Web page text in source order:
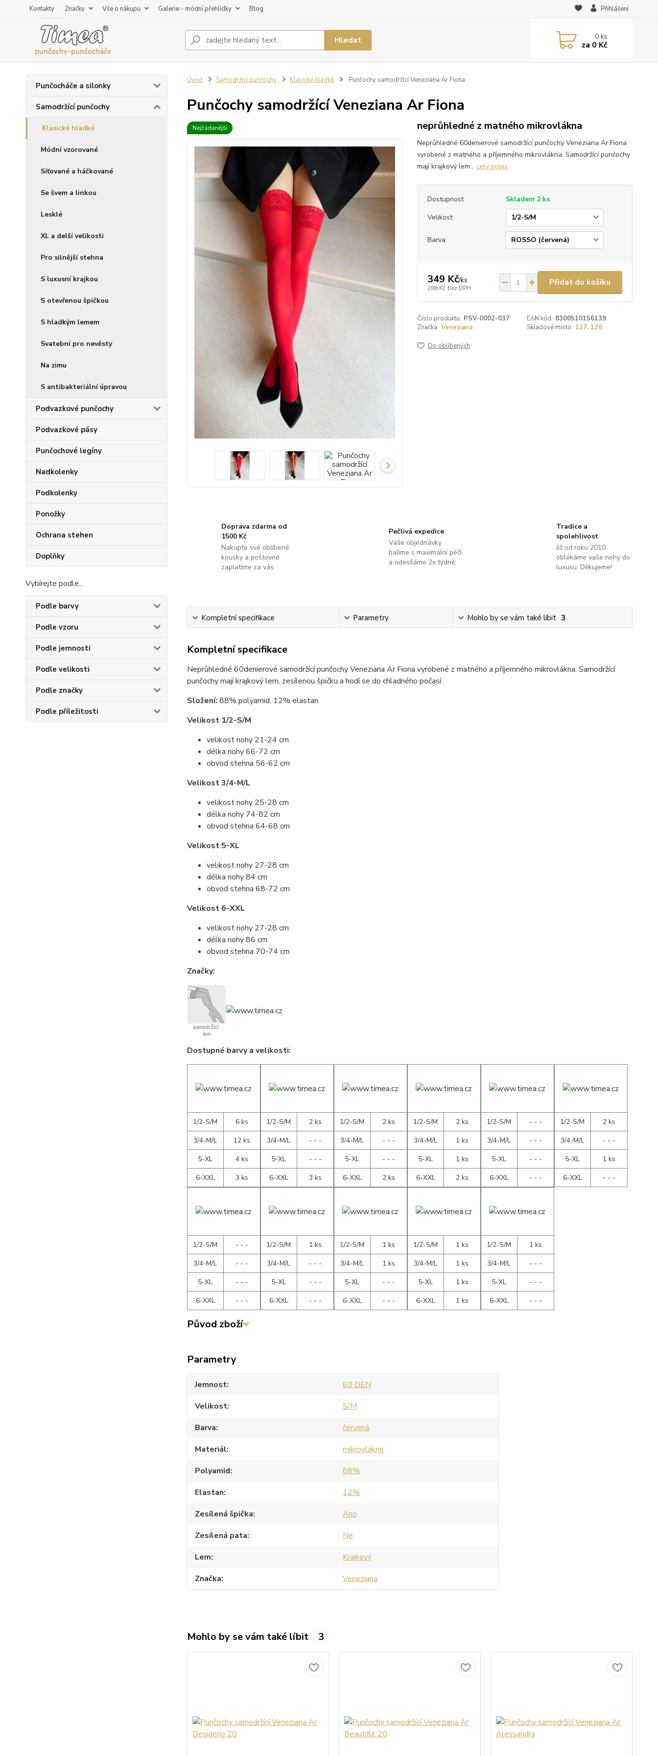
Kontakty Značky Vše o nákupu Galerie - módní přehlídky Blog Přihlášení
Hledat 0ks
za 0 Kč
Punčocháče a silonky
Samodržící punčochy
Klasické hladké
Módní vzorované
Síťované a háčkované
Se švem a linkou
Lesklé
XL a delší velikosti
Pro silnější stehna
S luxusní krajkou
S otevřenou špičkou
S hladkým lemem
Svatební pro nevěsty
Na zimu
S antibakteriální úpravou
Podvazkové punčochy
Podvazkové pásy
Punčochové legíny
Nadkolenky
Podkolenky
Ponožky
Ochrana stehen
Doplňky
Vybírejte podle...
Podle barvy
Podle vzoru
Podle jemnosti
Podle velikosti
Podle značky
Podle příležitosti
Úvod Samodržící punčochy Klasické hladké Punčochy samodržící Veneziana Ar Fiona
Punčochy samodržící Veneziana Ar Fiona
Nejžádanější neprůhledné z matného mikrovlákna
Neprůhledné 60denierové samodržící punčochy Veneziana Ar Fiona
vyrobené z matného a příjemného mikrovlákna. Samodržící punčochy
mají krajkový lem... celý popis
Dostupnost
Skladem 2 ks
Velikost:
Barva:
349 Kč/ks
288 Kč bez DPH
Přidat do košíku
Číslo produktu: PSV-0002-037 EAN kód: 8300510156139
Značka: Veneziana Skladové místo: 127, 128
Do oblíbených
Doprava zdarma od
1500 Kč
Nakupte své oblíbené
kousky a poštovné
zaplatíme za vás.
Pečlivá expedice
Vaše objednávky
balíme s maximální péčí
a odesíláme 2x týdně.
Tradice a
spolehlivost
Již od roku 2010
oblékáme vaše nohy do
luxusu. Děkujeme!
Kompletní specifikace Parametry Mohlo by se vám také líbit 3
Kompletní specifikace
Neprůhledné 60denierové samodržící punčochy Veneziana Ar Fiona vyrobené z matného a příjemného mikrovlákna. Samodržící
punčochy mají krajkový lem, zesílenou špičku a hodí se do chladného počasí.
Složení: 88% polyamid, 12% elastan
Velikost 1/2-S/M
velikost nohy 21-24 cm
délka nohy 66-72 cm
obvod stehna 56-62 cm
Velikost 3/4-M/L
velikost nohy 25-28 cm
délka nohy 74-82 cm
obvod stehna 64-68 cm
Velikost 5-XL
velikost nohy 27-28 cm
délka nohy 84 cm
obvod stehna 68-72 cm
Velikost 6-XXL
velikost nohy 27-28 cm
délka nohy 86 cm
obvod stehna 70-74 cm
Značky:
Dostupné barvy a velikosti:
1/2-S/M
6 ks
3/4-M/L
12 ks
5-XL
4 ks
6-XXL
3 ks
1/2-S/M
2 ks
3/4-M/L
- - -
5-XL
- - -
6-XXL
3 ks
1/2-S/M
2 ks
3/4-M/L
- - -
5-XL
- - -
6-XXL
2 ks
1/2-S/M
2 ks
3/4-M/L
1 ks
5-XL
1 ks
6-XXL
2 ks
1/2-S/M
- - -
3/4-M/L
- - -
5-XL
- - -
6-XXL
- - -
1/2-S/M
2 ks
3/4-M/L
- - -
5-XL
1 ks
6-XXL
- - -
1/2-S/M
- - -
3/4-M/L
- - -
5-XL
- - -
6-XXL
- - -
1/2-S/M
1 ks
3/4-M/L
- - -
5-XL
- - -
6-XXL
- - -
1/2-S/M
1 ks
3/4-M/L
1 ks
5-XL
- - -
6-XXL
- - -
1/2-S/M
1 ks
3/4-M/L
1 ks
5-XL
1 ks
6-XXL
1 ks
1/2-S/M
1 ks
3/4-M/L
- - -
5-XL
- - -
6-XXL
- - -
Původ zboží
Parametry
Jemnost
60 DEN
Velikost
S/M
Barva
červená
Materiál
mikrovlákno
Polyamid
88%
Elastan
12%
Zesílená špička
Ano
Zesílená pata
Ne
Lem
Krajkový
Značka
Veneziana
Mohlo by se vám také líbit 3